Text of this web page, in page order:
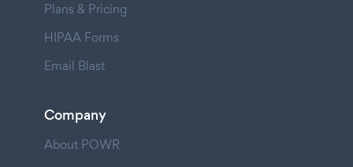
Plans & Pricing
HIPAA Forms
Email Blast
Company
About POWR